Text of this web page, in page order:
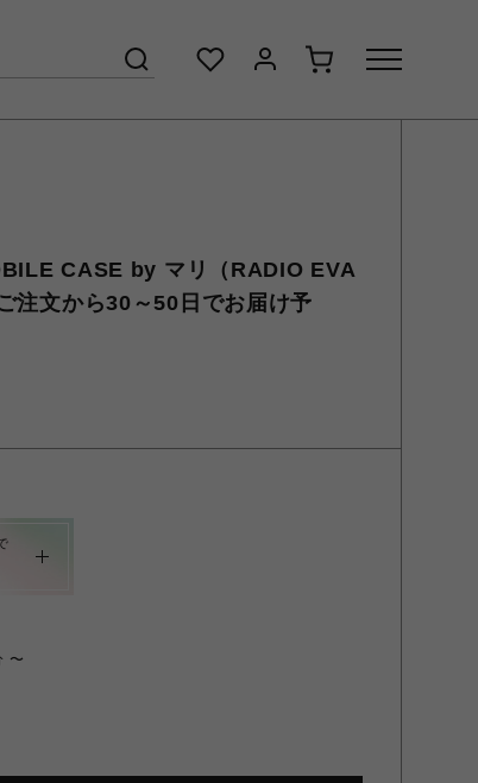
CASE by マリ（RADIO EVA
注文から30～50日でお届け予
〜